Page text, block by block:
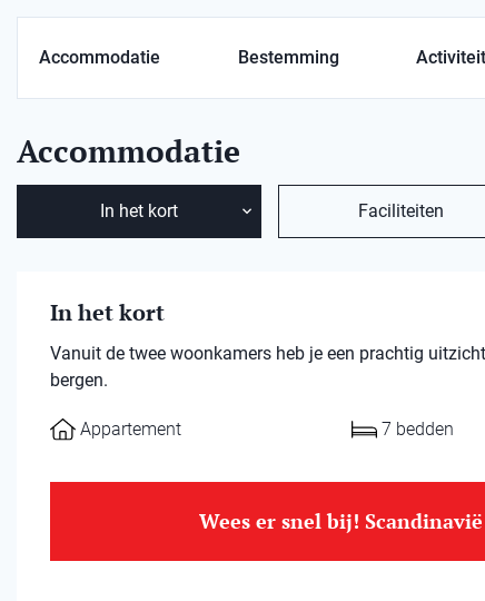
Accommodatie Bestemming
Accommodatie
In het kort Faciliteiten
In het kort
Vanuit de twee woonkamers heb je een prachtig
bergen.
Appartement 7 bedden
Wees er snel bij!